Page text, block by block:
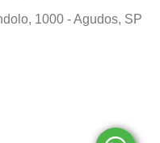
1000 - Agudos, SP